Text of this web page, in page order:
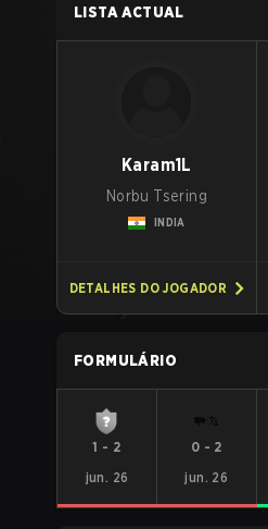
LISTA ACTUAL
Karam1L
Norbu Tsering
INDIA
DETALHES DO JOGADOR
FORMULÁRIO
1 - 2
jun. 26
0 - 2
jun. 26